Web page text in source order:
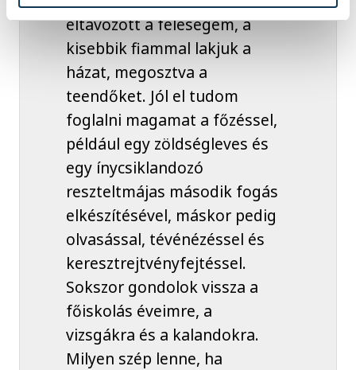
eltávozott a feleségem, a
kisebbik fiammal lakjuk a
házat, megosztva a
teendőket. Jól el tudom
foglalni magamat a főzéssel,
például egy zöldségleves és
egy ínycsiklandozó
reszteltmájas második fogás
elkészítésével, máskor pedig
olvasással, tévénézéssel és
keresztrejtvényfejtéssel.
Sokszor gondolok vissza a
főiskolás éveimre, a
vizsgákra és a kalandokra.
Milyen szép lenne, ha